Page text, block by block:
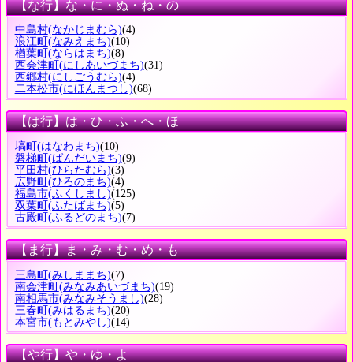
【な行】な・に・ぬ・ね・の
中島村(なかじまむら)(4)
浪江町 (なみえまち)(10)
楢葉町 (ならはまち)(8)
西会津町 (にしあいづまち)(31)
西郷村(にしごうむら)(4)
二本松市(にほんまつし)(68)
【は行】は・ひ・ふ・へ・ほ
塙町 (はなわまち)(10)
磐梯町 (ばんだいまち)(9)
平田村(ひらたむら)(3)
広野町 (ひろのまち)(4)
福島市(ふくしまし)(125)
双葉町 (ふたばまち)(5)
古殿町 (ふるどのまち)(7)
【ま行】ま・み・む・め・も
三島町(みしままち)(7)
南会津町(みなみあいづまち)(19)
南相馬市(みなみそうまし)(28)
三春町(みはるまち)(20)
本宮市(もとみやし)(14)
【や行】や・ゆ・よ